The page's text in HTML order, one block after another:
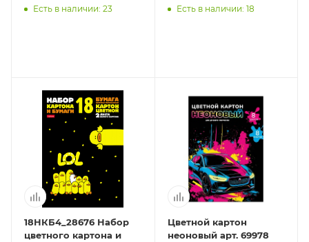
клею-Горные вершины-
Есть в наличии: 23
57186
Есть в наличии: 18
18НКБ4_28676 Набор
цветного картона и
Цветной картон
неоновый арт. 69978